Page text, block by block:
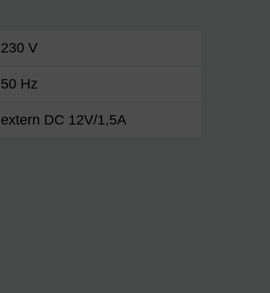
230 V
50 Hz
extern DC 12V/1,5A